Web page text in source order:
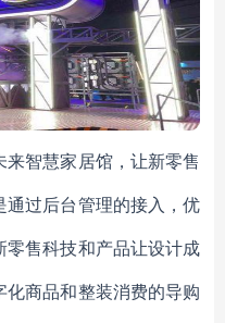
智慧家居馆，让新零售
通过后台管理的接入，优
售科技和产品让设计成
商品和整装消费的导购